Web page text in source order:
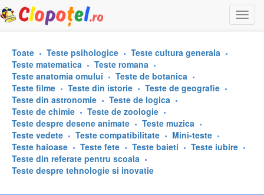
Toate Teste psihologice
Teste cultura generala
Teste matematica
Teste romana
Teste anatomia omului
Teste de botanica
Teste filme
Teste din istorie
Teste de geografie
Teste din astronomie
Teste de logica
Teste de chimie
Teste de zoologie
Teste despre desene animate
Teste muzica
Teste vedete
Teste compatibilitate
Mini-teste
Teste haioase
Teste fete Teste baieti
Teste iubire
Teste din referate pentru scoala
Teste despre tehnologie si inovatie